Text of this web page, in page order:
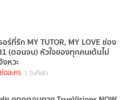
อร์ที่รัก MY TUTOR, MY LOVE ช่อง
(ตอนจบ) หัวใจของทุกคนเต้นไม่
งหวะ
อละคร 1 วันที่แล้ว